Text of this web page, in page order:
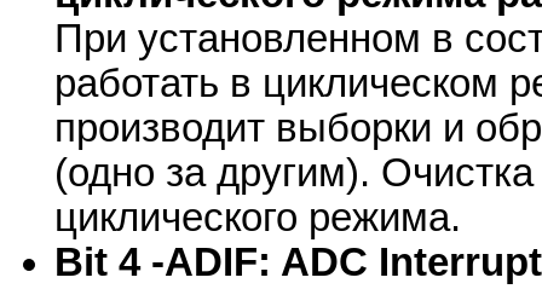
При установленном в
работать в циклическом
производит выборки и
(одно за другим).
циклического режима.
Bit 4 -ADIF: ADC